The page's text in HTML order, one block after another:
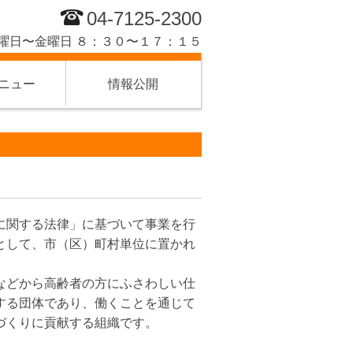
04-7125-2300
日〜金曜日 ８：３０〜１７：１５
ュー 情報公開
する法律」に基づいて事業を行
て、市（区）町村単位に置かれ
から高齢者の方にふさわしい仕
団体であり、働くことを通じて
りに貢献する組織です。